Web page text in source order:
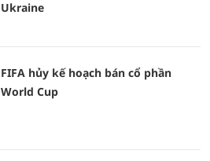
Ukraine
FIFA hủy kế hoạch bán cổ phần
World Cup